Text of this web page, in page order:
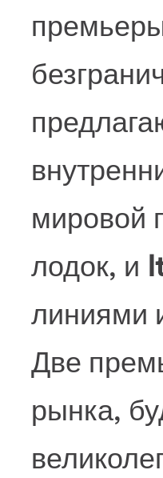
мировой
лодок, и
линиями
Две
рынка,